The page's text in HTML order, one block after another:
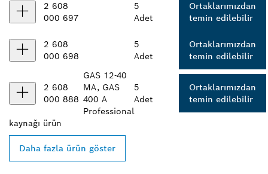
2 608
000 697
5
Adet
Ortaklarımızdan
temin edilebilir
2 608
000 698
5
Adet
Ortaklarımızdan
temin edilebilir
2 608
000 888
GAS 12-40
MA, GAS
400 A
Professional
5
Adet
Ortaklarımızdan
temin edilebilir
kaynağı ürün
Daha fazla ürün göster